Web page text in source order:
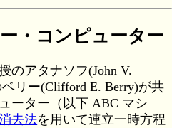
・コンピューター
のアタナソフ(John V.
リー(Clifford E. Berry)が共
ーター（以下 ABC マシ
去法を用いて連立一時方程